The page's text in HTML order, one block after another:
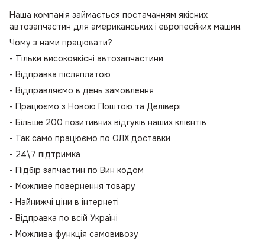
Наша компанія займається постачанням якісних
автозапчастин для американських і европесйких машин.
Чому з нами працювати?
- Тільки високоякісні автозапчастини
- Відправка післяплатою
- Відправляємо в день замовлення
- Працюємо з Новою Поштою та Делівері
- Більше 200 позитивних відгуків наших клієнтів
- Так само працюємо по ОЛХ доставки
- 24\7 підтримка
- Підбір запчастин по Вин кодом
- Можливе повернення товару
- Найнижчі ціни в інтернеті
- Відправка по всій Україні
- Можлива функція самовивозу